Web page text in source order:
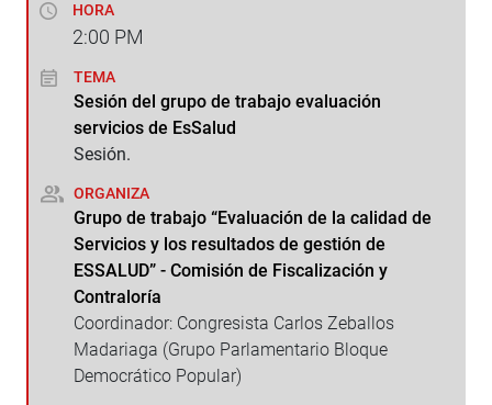
HORA
2:00 PM
TEMA
Sesión del grupo de trabajo evaluación
servicios de EsSalud
Sesión.
ORGANIZA
Grupo de trabajo “Evaluación de la calidad de
Servicios y los resultados de gestión de
ESSALUD” - Comisión de Fiscalización y
Contraloría
Coordinador: Congresista Carlos Zeballos
Madariaga (Grupo Parlamentario Bloque
Democrático Popular)